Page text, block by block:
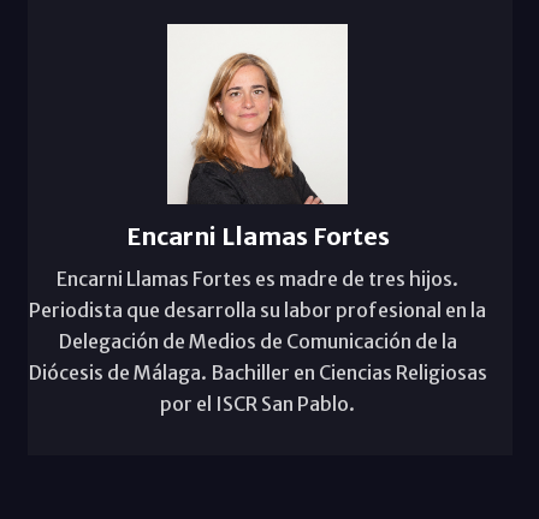
Encarni Llamas Fortes
Encarni Llamas Fortes es madre de tres hijos.
Periodista que desarrolla su labor profesional en la
Delegación de Medios de Comunicación de la
Diócesis de Málaga. Bachiller en Ciencias Religiosas
por el ISCR San Pablo.